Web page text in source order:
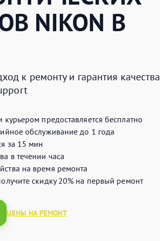
NIKON В
к ремонту и гарантия качества
предоставляется бесплатно
обслуживание до 1 года
за 15 мин
в течении часа
на время ремонта
скидку 20% на первый ремонт
ЦЕНЫ НА РЕМОНТ